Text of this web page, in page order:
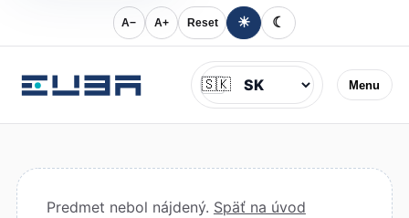
A− A+ Reset ☀ ☾
Menu
Jazyk
🇸🇰
Predmet nebol nájdený. Späť na úvod